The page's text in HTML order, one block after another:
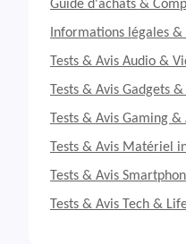
Guide d'achats &
Informations légales
Tests & Avis Audio &
Tests & Avis Gadgets
Tests & Avis Gaming
Tests & Avis Matériel
Tests & Avis
Tests & Avis Tech &